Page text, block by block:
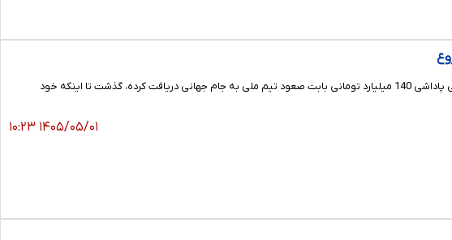
تقریبا بیشتر از یک ماه از زمانی که برخی رسانه‌ها گزارش دادند که امیر قلعه‌نویی، سرمربی تیم ملی پاداشی 140 میلیارد تومانی بابت صعود تیم ملی به جام جهانی دریافت کرده، گذشت تا اینکه خود
۱۴۰۵/۰۵/۰۱ ۱۰:۲۳